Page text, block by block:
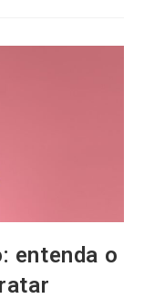
entenda o